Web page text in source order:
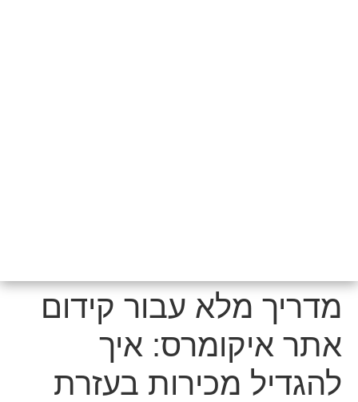
מדריך מלא עבור קידום
אתר איקומרס: איך
להגדיל מכירות בעזרת